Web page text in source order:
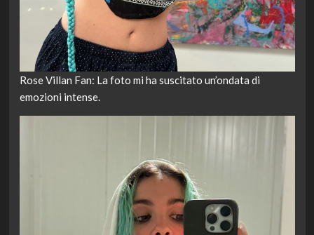
Rose Villan Fan: La foto mi ha suscitato un’ondata di
emozioni intense.